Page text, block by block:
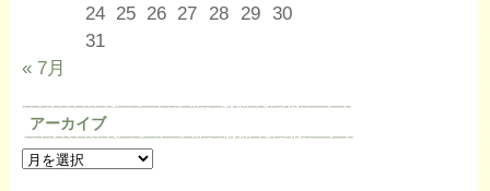
24 25 26 27 28 29 30
31
« 7月
アーカイブ